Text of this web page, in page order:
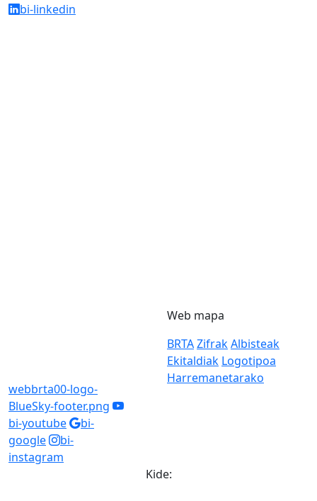
bi-linkedin
webbrta00-logo-
BlueSky-footer.png
bi-youtube
bi-
google
bi-
instagram
Web mapa
BRTAZifrakAlbisteak
Ekitaldiak Logotipoa
Harremanetarako
Kide: